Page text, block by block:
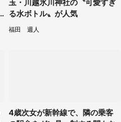
玉・川越氷川神社の〝可愛すぎ
る水ボトル〟が人気
福田 週人
4歳次女が新幹線で、隣の乗客